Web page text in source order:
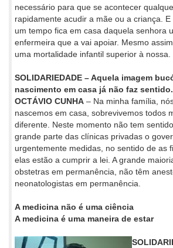
necessário para que se acontecer
rapidamente acudir a mãe ou a criança.
um tempo fica em casa daquela senhora
enfermeira que a vai apoiar. Mesmo
uma mortalidade infantil superior à nossa.
SOLIDARIEDADE – Aquela imagem
nascimento em casa já não faz
OCTÁVIO CUNHA – Na minha família,
nascemos em casa, sobrevivemos todos
diferente. Neste momento não tem
grande parte das clínicas privadas o
urgentemente medidas, no sentido de as
elas estão a cumprir a lei. A grande
obstetras em permanência, não têm
neonatologistas em permanência.
A medicina não é uma ciência
A medicina é uma maneira de estar